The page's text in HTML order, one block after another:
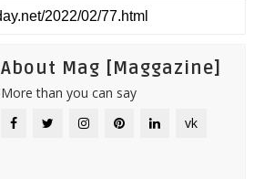
About Mag [Maggazine]
More than you can say
vk